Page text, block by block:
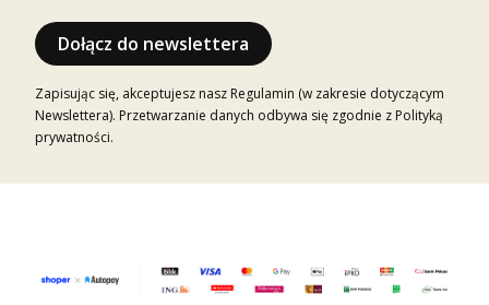
Dołącz do newslettera
Zapisując się, akceptujesz nasz Regulamin (w zakresie dotyczącym
Newslettera). Przetwarzanie danych odbywa się zgodnie z Polityką
prywatności.